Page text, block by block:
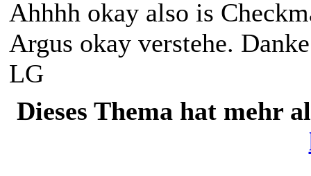
Ahhhh okay also is
Argus okay verstehe.
LG
Dieses Thema hat mehr